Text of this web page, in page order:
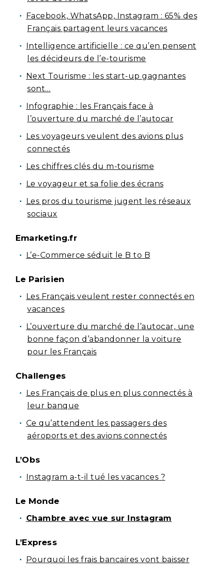
Facebook, WhatsApp, Instagram : 65% des
Français partagent leurs vacances
Intelligence artificielle : ce qu’en pensent
les décideurs de l’e-tourisme
Next Tourisme : les start-up gagnantes
sont…
Infographie : les Français face à
l’ouverture du marché de l’autocar
Les voyageurs veulent des avions plus
connectés
Les chiffres clés du m-tourisme
Le voyageur et sa folie des écrans
Les pros du tourisme jugent les réseaux
sociaux
Emarketing.fr
L’e-Commerce séduit le B to B
Le Parisien
Les Français veulent rester connectés en
vacances
L’ouverture du marché de l’autocar, une
bonne façon d’abandonner la voiture
pour les Français
Challenges
Les Français de plus en plus connectés à
leur banque
Ce qu’attendent les passagers des
aéroports et des avions connectés
L’Obs
Instagram a-t-il tué les vacances ?
Le Monde
Chambre avec vue sur Instagram
L’Express
Pourquoi les frais bancaires vont baisser